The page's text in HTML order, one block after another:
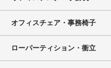
オフィスチェア・事務椅子
ローパーティション・衝立